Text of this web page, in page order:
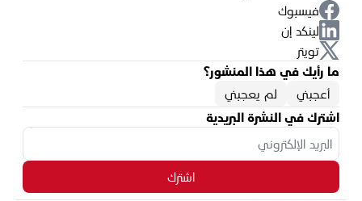
فيسبوك
لينكد إن
تويتر
ما رأيك في هذا المنشور؟
أعجبني
لم يعجبني
اشترك في النشرة البريدية
اشترك